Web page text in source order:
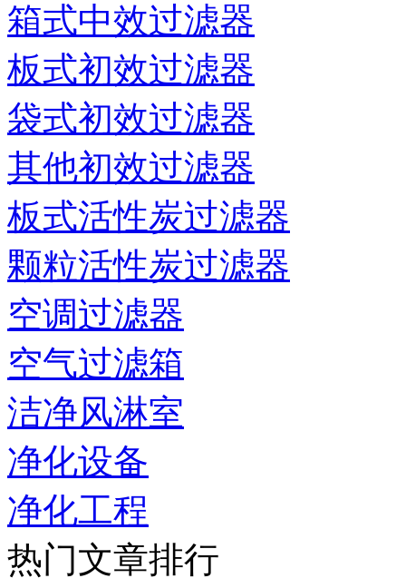
箱式中效过滤器
板式初效过滤器
袋式初效过滤器
其他初效过滤器
板式活性炭过滤器
颗粒活性炭过滤器
空调过滤器
空气过滤箱
洁净风淋室
净化设备
净化工程
热门文章排行